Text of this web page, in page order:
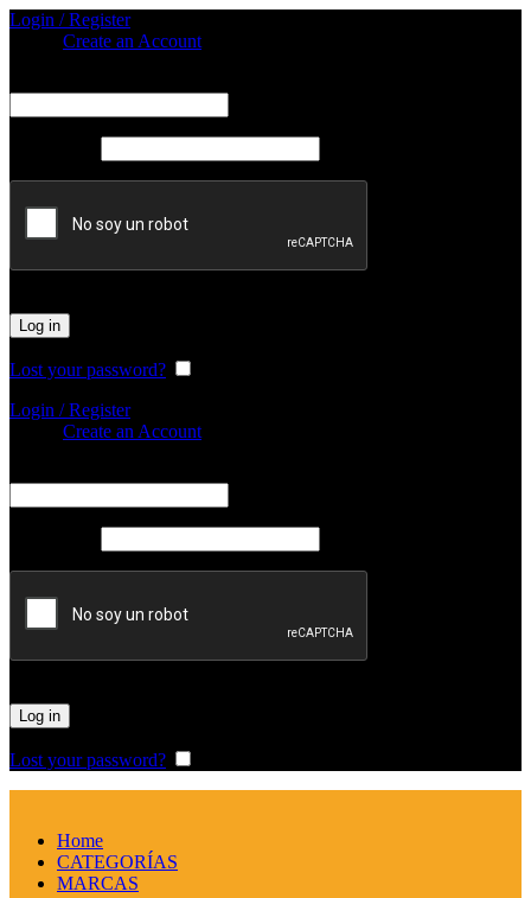
Login / Register
Create an Account
Log in
Lost your password?
Login / Register
Create an Account
Log in
Lost your password?
Home
CATEGORÍAS
MARCAS